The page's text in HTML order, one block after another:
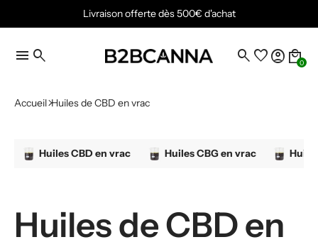
Livraison offerte dès 500€ d'achat
menu search search favoriteaccount_circle local_mall
0
Accueil Huiles de CBD en vrac
Huiles CBD en vrac Huiles CBG en vrac
Huiles de CBD en